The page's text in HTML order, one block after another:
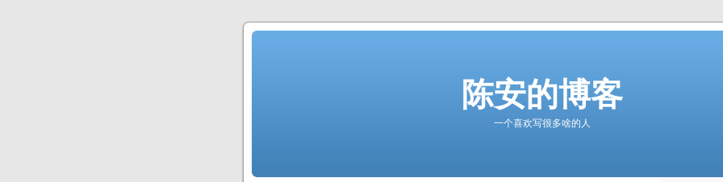
陈安的博客
一个喜欢写很多啥的人